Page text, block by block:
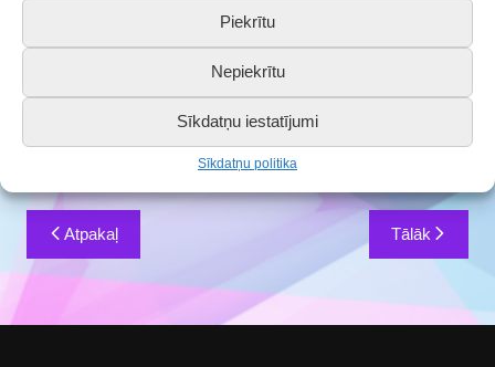
Piekrītu
Nepiekrītu
Sīkdatņu iestatījumi
Sīkdatņu politika
Lai mums veselīgs un dzīvespriecīgs
nākamais 2021. gads.
Ziņu
izvēlne
Atpakaļ Tālāk